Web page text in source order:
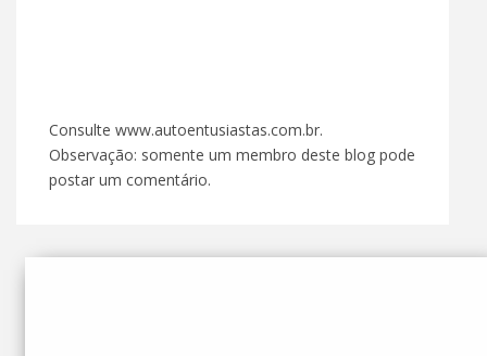
Consulte www.autoentusiastas.com.br.
Observação: somente um membro deste blog pode
postar um comentário.